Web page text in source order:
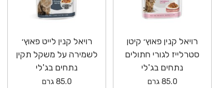
רויאל קנין פאוץ׳ קיטן
סטרלייז לגורי חתולים
נתחים בג'לי
85.0 גרם
רויאל קנין לייט פאוץ׳
לשמירה על משקל תקין
נתחים בג'לי
85.0 גרם